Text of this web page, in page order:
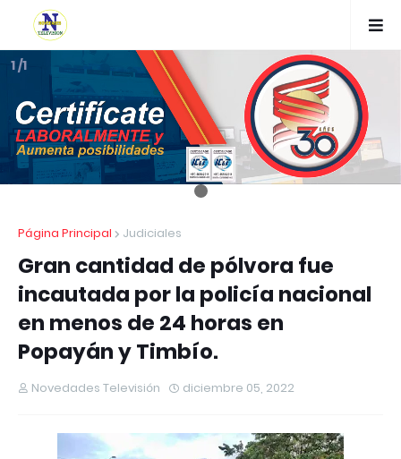
1 /1
Página Principal Judiciales
Gran cantidad de pólvora fue
incautada por la policía nacional
en menos de 24 horas en
Popayán y Timbío.
Novedades Televisión diciembre 05, 2022